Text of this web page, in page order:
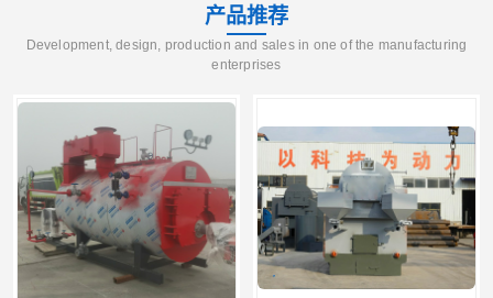
产品推荐
Development, design, production and sales in one of the manufacturing
enterprises